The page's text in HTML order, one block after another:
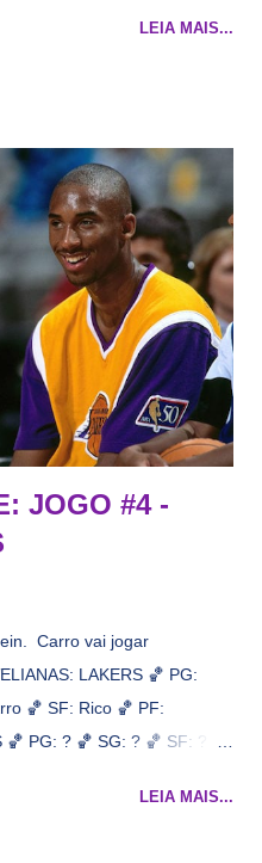
ainda é jovem.
como diria o Marcelo
DA REVISÃO! Ah, e quase
ao Lakers. Se de fato há o
é sempre com a
E do Lakers hein? Até
(dizem que Nets tem
sendo assediado pelo
pro Cavs contrat...
LEIA MAIS...
JOGO #4 -
Carro vai jogar
LAKERS 🏀 PG:
🏀 SF: Rico 🏀 PF:
PG: ? 🏀 SG: ? 🏀 SF: ? 🏀
NBA League Pass,
LEIA MAIS...